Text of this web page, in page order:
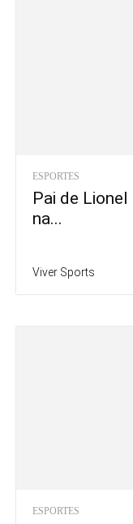
ESPORTES
Pai de
na...
Viver Sports
ESPORTES